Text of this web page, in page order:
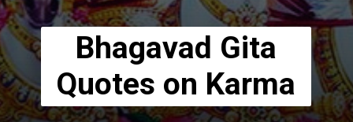
Bhagavad Gita
Quotes on Karma